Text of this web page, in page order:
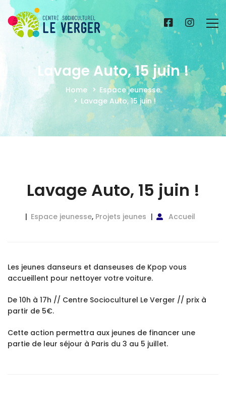
Lavage Auto, 15 juin !
Home
Espace jeunesse
Lavage Auto, 15 juin !
Lavage Auto, 15 juin !
Espace jeunesse, Projets jeunes Accueil
Les jeunes danseurs et danseuses de Kpop vous
accueillent pour nettoyer votre voiture.
De 10h à 17h // Centre Socioculturel Le Verger // prix à
partir de 5€.
Cette action permettra aux jeunes de financer une
partie de leur séjour à Paris du 3 au 5 juillet.